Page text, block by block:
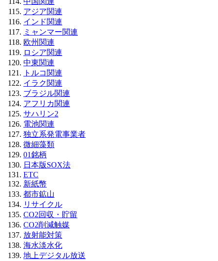
アジア関連
インド関連
ミャンマー関連
欧州関連
ロシア関連
中東関連
トルコ関連
イラク関連
ブラジル関連
アフリカ関連
サハリン2
電池関連
独立系発電事業者
微細藻類
01銘柄
日本版SOX法
ETC
新紙幣
都市鉱山
リサイクル
CO2回収・貯留
CO2削減触媒
放射能対策
海水淡水化
地上デジタル放送